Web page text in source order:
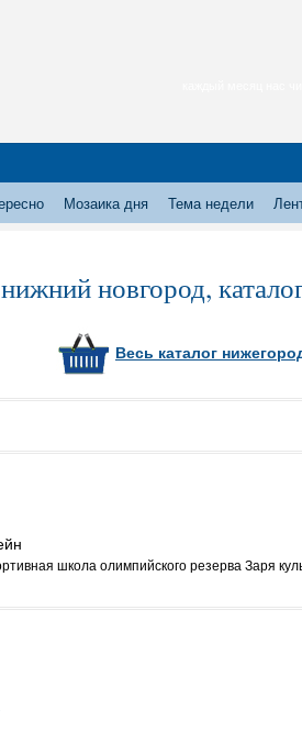
Мозаика дня Тема недели
новгород,
Весь каталог
школа олимпийского резерва Заря